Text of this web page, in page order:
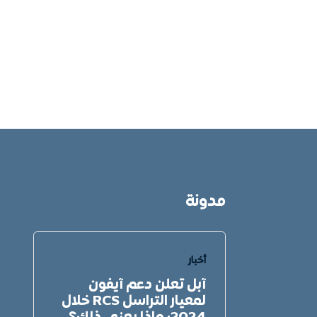
مدونة
أخبار
آبل تعلن دعم آيفون
لمعيار التراسل RCS خلال